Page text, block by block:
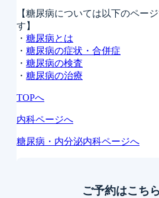
【糖尿病については以下のペー
す】
・ 糖尿病とは
・ 糖尿病の症状・合併症
・ 糖尿病の検査
・ 糖尿病の治療
TOPへ
内科ページへ
糖尿病・内分泌内科ページへ
ご予約はこち